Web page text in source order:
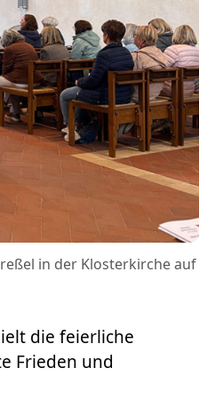
in der Klosterkirche auf
die feierliche
Frieden und